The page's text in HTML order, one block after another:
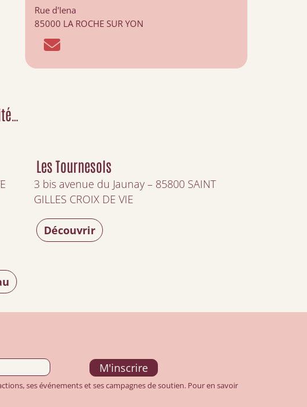
Rue d'Iena
85000 LA ROCHE SUR YON
Les Tournesols
3 bis avenue du Jaunay – 85800 SAINT
GILLES CROIX DE VIE
Découvrir
ses événements et ses campagnes de soutien. Pour en savoir